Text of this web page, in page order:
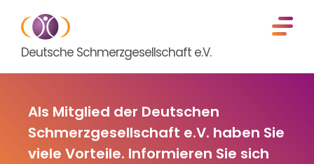
Deutsche Schmerzgesellschaft e.V.
Als Mitglied der Deutschen
Schmerzgesellschaft e.V. haben Sie
viele Vorteile. Informieren Sie sich